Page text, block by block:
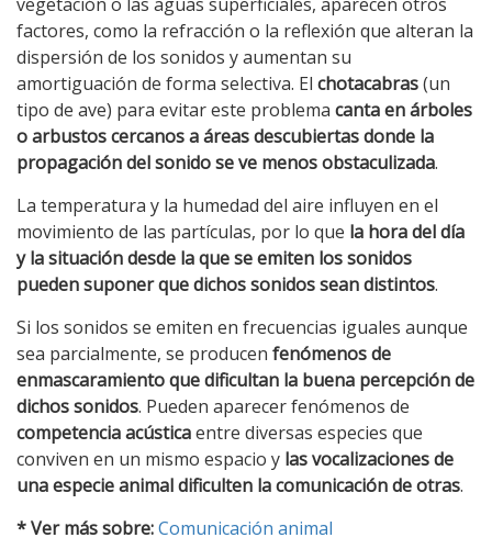
factores, como la refracción o la reflexión que alteran la
dispersión de los sonidos y aumentan su
amortiguación de forma selectiva. El chotacabras(un
tipo de ave) para evitar este problema canta en árboles
o arbustos cercanos a áreas descubiertas donde la
propagación del sonido se ve menos obstaculizada.
La temperatura y la humedad del aire influyen en el
movimiento de las partículas, por lo que la hora del día
y la situación desde la que se emiten los sonidos
pueden suponer que dichos sonidos sean distintos.
Si los sonidos se emiten en frecuencias iguales aunque
sea parcialmente, se producen fenómenos de
enmascaramiento que dificultan la buena percepción de
dichos sonidos. Pueden aparecer fenómenos de
competencia acústicaentre diversas especies que
conviven en un mismo espacio y las vocalizaciones de
una especie animal dificulten la comunicación de otras.
* Ver más sobre:Comunicación animal